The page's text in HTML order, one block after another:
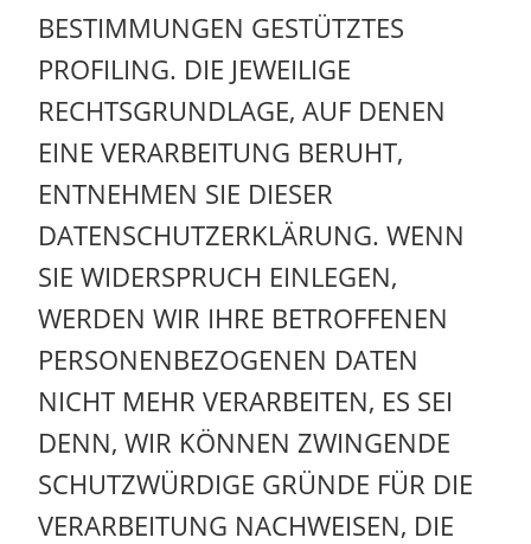
BESTIMMUNGEN GESTÜTZTES
PROFILING. DIE JEWEILIGE
RECHTSGRUNDLAGE, AUF DENEN
EINE VERARBEITUNG BERUHT,
ENTNEHMEN SIE DIESER
DATENSCHUTZERKLÄRUNG. WENN
SIE WIDERSPRUCH EINLEGEN,
WERDEN WIR IHRE BETROFFENEN
PERSONENBEZOGENEN DATEN
NICHT MEHR VERARBEITEN, ES SEI
DENN, WIR KÖNNEN ZWINGENDE
SCHUTZWÜRDIGE GRÜNDE FÜR DIE
VERARBEITUNG NACHWEISEN, DIE